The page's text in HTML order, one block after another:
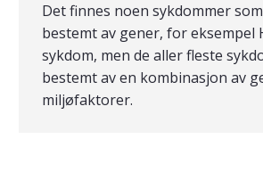
Det finnes noen sykdommer
bestemt av gener, for eksempel
sykdom, men de aller fleste
bestemt av en kombinasjon av
miljøfaktorer.